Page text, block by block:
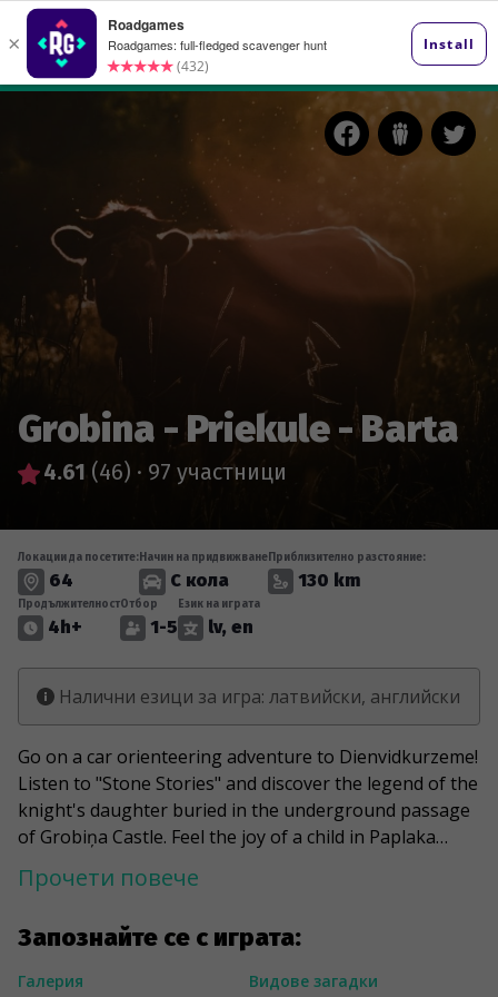
Grobina - Priekule - Barta
4.61 (46) · 97 участници
Запознайте се с играта:
Галерия
Видове загадки
Локации да посетите:
64
Начин на придвижване
С кола
Приблизително разстояние:
130 km
Продължителност
4h+
Отбор
1-5
Език на играта
lv, en
Налични езици за игра: латвийски, английски
Go on a car orienteering adventure to Dienvidkurzeme!
Listen to "Stone Stories" and discover the legend of the
knight's daughter buried in the underground passage
of Grobiņa Castle. Feel the joy of a child in Paplaka
hidden in the territory of the former military part. Go to
because the belief says that giving a little kiss to the
navel of the gate soldier increases happiness reserves.
Прочети повече